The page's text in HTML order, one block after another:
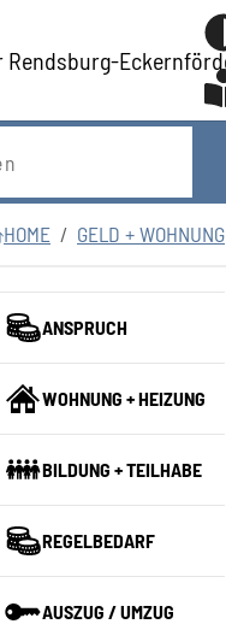
HOME GELD + WOHNUNG
ANSPRUCH
WOHNUNG + HEIZUNG
BILDUNG + TEILHABE
REGELBEDARF
AUSZUG / UMZUG